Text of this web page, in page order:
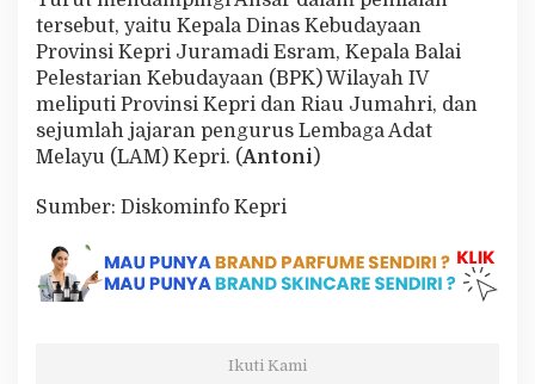
tersebut, yaitu Kepala Dinas Kebudayaan
Provinsi Kepri Juramadi Esram, Kepala Balai
Pelestarian Kebudayaan (BPK) Wilayah IV
meliputi Provinsi Kepri dan Riau Jumahri, dan
sejumlah jajaran pengurus Lembaga Adat
Melayu (LAM) Kepri. (Antoni)
Sumber: Diskominfo Kepri
Ikuti Kami